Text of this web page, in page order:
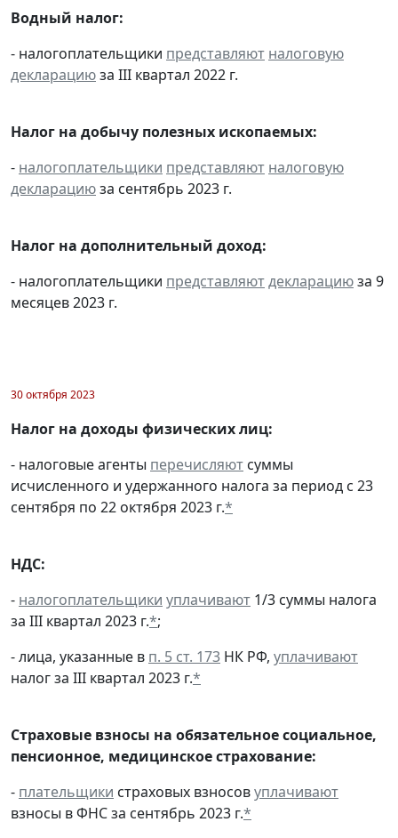
Водный налог:
- налогоплательщики представляют налоговую
декларациюза III квартал 2022 г.
Налог на добычу полезных ископаемых:
- налогоплательщики представляют налоговую
декларациюза сентябрь 2023 г.
Налог на дополнительный доход:
- налогоплательщики представляютдекларациюза 9
месяцев 2023 г.
30 октября 2023
Налог на доходы физических лиц:
- налоговые агенты перечисляют суммы
исчисленного и удержанного налога за период с 23
сентября по 22 октября 2023 г.*
НДС:
- налогоплательщики уплачивают 1/3 суммы налога
за III квартал 2023 г.*;
- лица, указанные в п. 5 ст. 173 НК РФ, уплачивают
налог за III квартал 2023 г.*
Страховые взносы на обязательное социальное,
пенсионное, медицинское страхование:
- плательщики страховых взносовуплачивают
взносы в ФНС за сентябрь 2023 г.*